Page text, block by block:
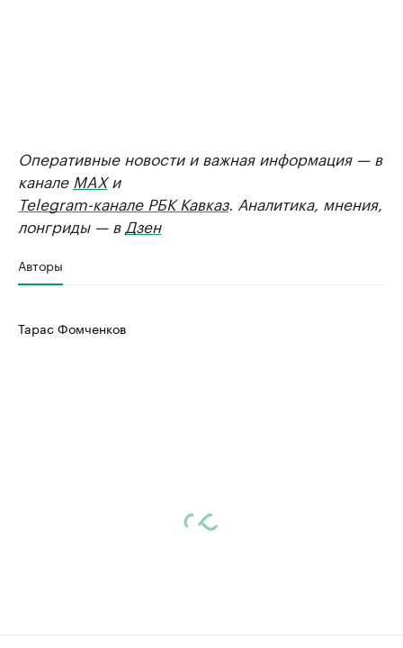
Оперативные новости и важная информация — в
канале MAXи
Telegram-канале РБК Кавказ. Аналитика, мнения,
лонгриды — в Дзен
Авторы
Тарас Фомченков